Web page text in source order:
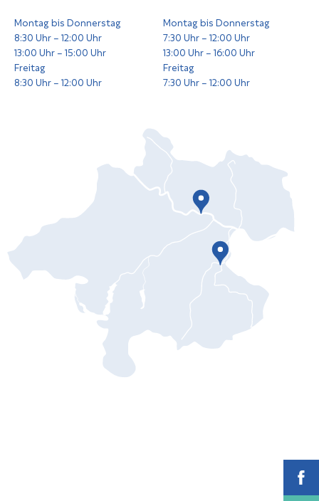
Montag bis Donnerstag
8:30 Uhr – 12:00 Uhr
13:00 Uhr – 15:00 Uhr
Freitag
8:30 Uhr – 12:00 Uhr
Montag bis Donnerstag
7:30 Uhr – 12:00 Uhr
13:00 Uhr – 16:00 Uhr
Freitag
7:30 Uhr – 12:00 Uhr